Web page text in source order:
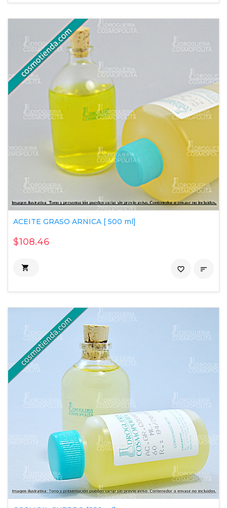
ACEITE GRASO ARNICA [ 500 ml]
$108.46
 
favorite_border